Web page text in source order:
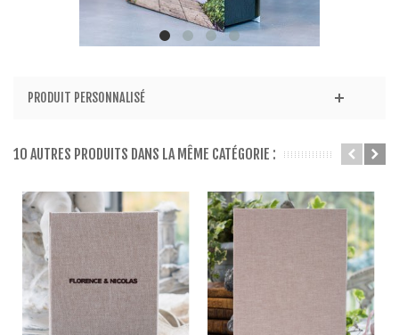
PRODUIT PERSONNALISÉ
10 AUTRES PRODUITS DANS LA MÊME CATÉGORIE :